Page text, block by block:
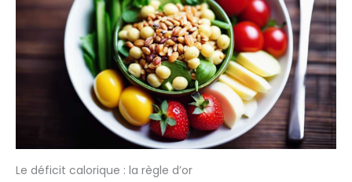
Le déficit calorique : la règle d’or